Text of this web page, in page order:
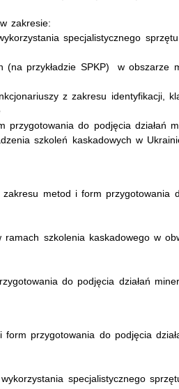
zakresie:
specjalistycznego
(na przykładzie SPKP) w obszarze
z zakresu identyfikacji,
do podjęcia działań
szkoleń kaskadowych w
metod i form przygotowania
szkolenia kaskadowego w
do podjęcia działań
przygotowania do podjęcia
specjalistycznego